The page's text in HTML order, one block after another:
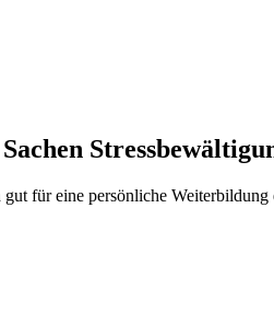
für eine persönliche